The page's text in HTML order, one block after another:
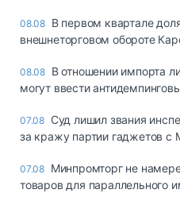
08.08 В первом квартале
внешнеторговом обороте
08.08 В отношении импорта
могут ввести
07.08 Суд лишил звания
за кражу партии гаджетов
07.08 Минпромторг не
товаров для параллельного